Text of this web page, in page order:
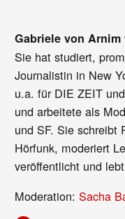
Gabriele von Arnim
Sie hat studiert,
Journalistin in New
u.a. für DIE ZEIT
und arbeitete als
und SF. Sie schreibt
Hörfunk, moderiert
veröffentlicht und
Moderation:Sacha